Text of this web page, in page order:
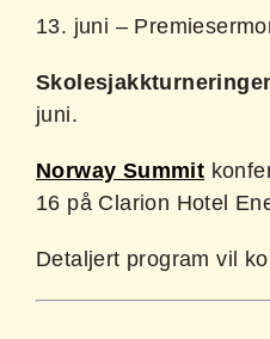
13. juni –
juni.
Norway Summit
16 på Clarion Hotel
Detaljert program vil